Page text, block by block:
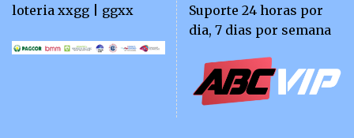
loteria xxgg | ggxx
Suporte 24 horas por
dia, 7 dias por semana